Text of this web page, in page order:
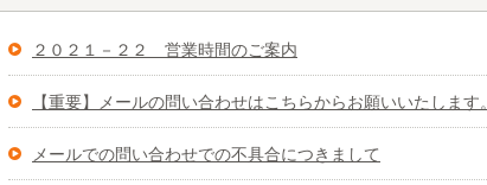
２０２１－２２ 営業時間のご案内
【重要】メールの問い合わせはこちらからお願いいたします。
メールでの問い合わせでの不具合につきまして